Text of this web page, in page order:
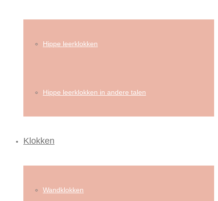
Hippe leerklokken
Hippe leerklokken in andere talen
Klokken
Wandklokken